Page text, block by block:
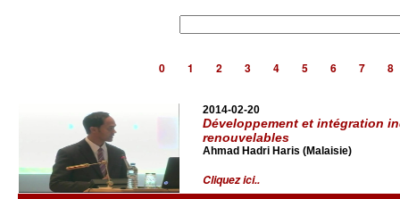
0 1 2 3 4 5 6 7 8
2014-02-20
Développement et intégration
renouvelables
Ahmad Hadri Haris (Malaisie)
Cliquez ici..